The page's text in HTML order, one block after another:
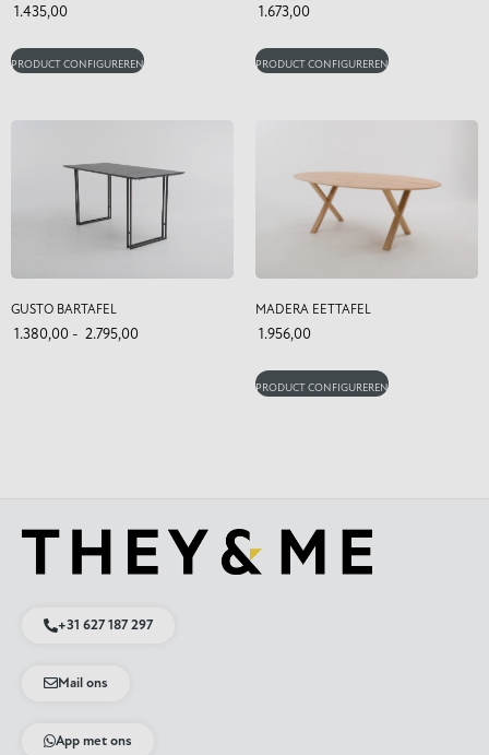
1.435,00
PRODUCT CONFIGUREREN
1.673,00
PRODUCT CONFIGUREREN
GUSTO BARTAFEL
1.380,00 - 2.795,00
MADERA EETTAFEL
1.956,00
PRODUCT CONFIGUREREN
+31 627 187 297
Mail ons
App met ons